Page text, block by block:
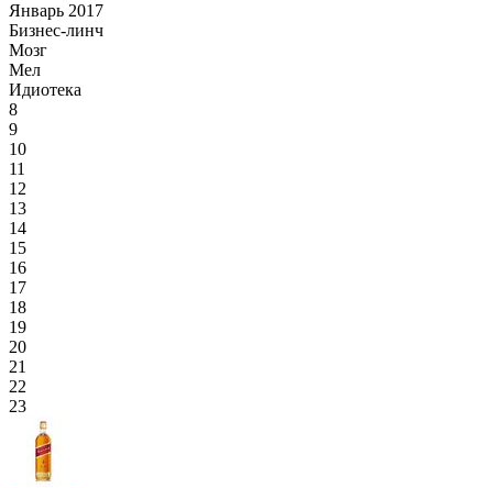
Январь 2017
Бизнес-линч
Мозг
Мел
Идиотека
8
9
10
11
12
13
14
15
16
17
18
19
20
21
22
23